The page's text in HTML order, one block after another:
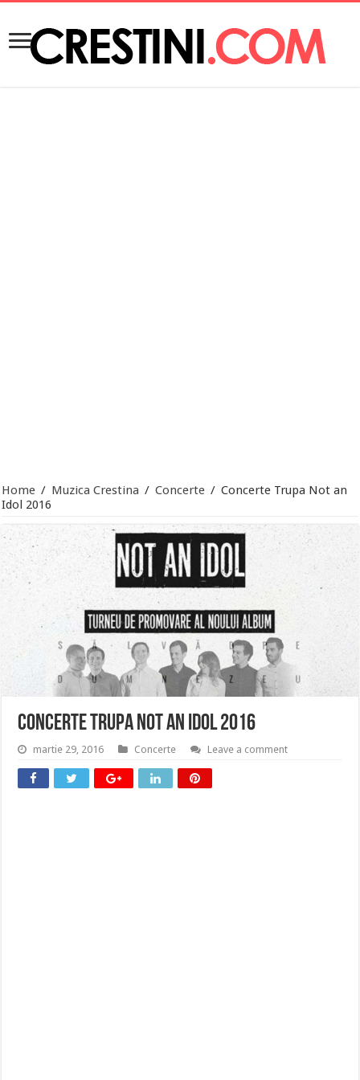
Home / Muzica Crestina / Concerte / Concerte Trupa Not an
Idol 2016
Concerte Trupa Not an Idol 2016
martie 29, 2016 Concerte Leave a comment